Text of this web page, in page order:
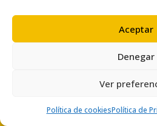
Aceptar
Denegar
Ver
Política de cookiesPolítica de
© Copyright 2024 Thai Salou